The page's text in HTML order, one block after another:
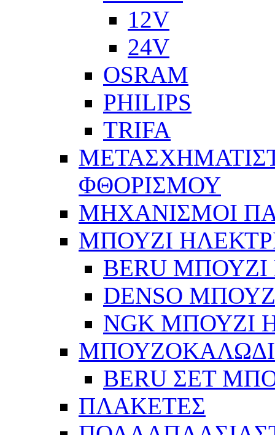
12V
24V
OSRAM
PHILIPS
TRIFA
ΦΘΟΡΙΣΜΟΥ
ΜΗΧΑΝΙΣΜΟΙ
ΜΠΟΥΖΙ
BERU
DENSO
NGK ΜΠΟΥΖΙ
BERU ΣΕΤ
ΠΛΑΚΕΤΕΣ